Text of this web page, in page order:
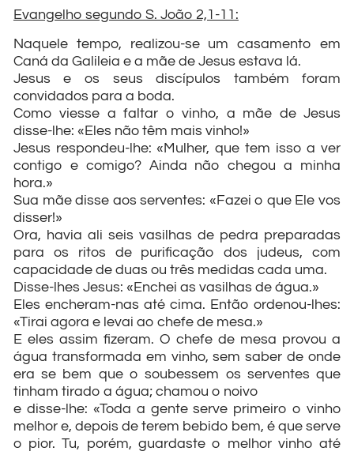
Evangelho segundo S. João 2,1-11:
Naquele tempo, realizou-se um casamento em
Caná da Galileia e a mãe de Jesus estava lá.
Jesus e os seus discípulos também foram
convidados para a boda.
Como viesse a faltar o vinho, a mãe de Jesus
disse-lhe: «Eles não têm mais vinho!»
Jesus respondeu-lhe: «Mulher, que tem isso a ver
contigo e comigo? Ainda não chegou a minha
hora.»
Sua mãe disse aos serventes: «Fazei o que Ele vos
disser!»
Ora, havia ali seis vasilhas de pedra preparadas
para os ritos de purificação dos judeus, com
capacidade de duas ou três medidas cada uma.
Disse-lhes Jesus: «Enchei as vasilhas de água.»
Eles encheram-nas até cima. Então ordenou-lhes:
«Tirai agora e levai ao chefe de mesa.»
E eles assim fizeram. O chefe de mesa provou a
água transformada em vinho, sem saber de onde
era se bem que o soubessem os serventes que
tinham tirado a água; chamou o noivo
e disse-lhe: «Toda a gente serve primeiro o vinho
melhor e, depois de terem bebido bem, é que serve
o pior. Tu, porém, guardaste o melhor vinho até